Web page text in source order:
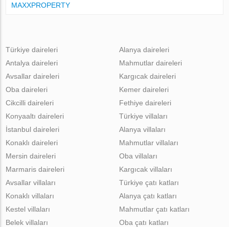
MAXXPROPERTY
Türkiye daireleri
Antalya daireleri
Avsallar daireleri
Oba daireleri
Cikcilli daireleri
Alanya daireleri
Mahmutlar daireleri
Kargıcak daireleri
Kemer daireleri
Fethiye daireleri
Konyaaltı daireleri
İstanbul daireleri
Konaklı daireleri
Mersin daireleri
Marmaris daireleri
Türkiye villaları
Alanya villaları
Mahmutlar villaları
Oba villaları
Kargıcak villaları
Avsallar villaları
Konaklı villaları
Kestel villaları
Belek villaları
Türkiye çatı katları
Alanya çatı katları
Mahmutlar çatı katları
Oba çatı katları